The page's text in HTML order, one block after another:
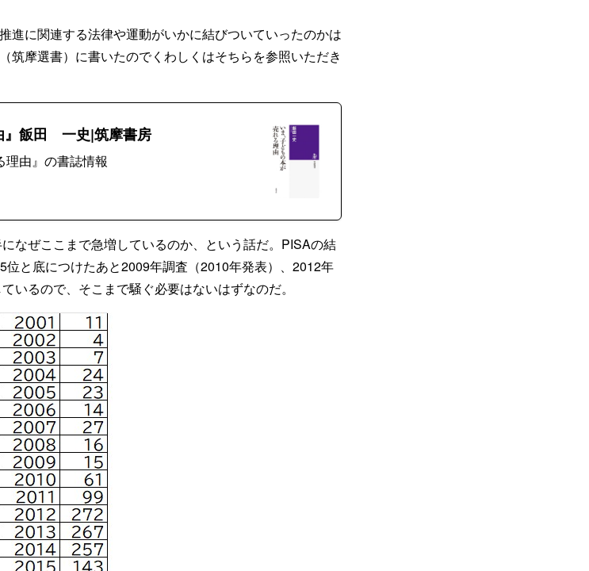
進に関連する法律や運動がいかに結びついていったのかは
筑摩選書）に書いたのでくわしくはそちらを参照いただき
』飯田 一史|筑摩書房
由』の書誌情報
なぜここまで急増しているのか、という話だ。PISAの結
と底につけたあと2009年調査（2010年発表）、2012年
いるので、そこまで騒ぐ必要はないはずなのだ。